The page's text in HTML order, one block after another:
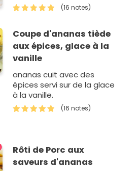
(16 notes)
Coupe d'ananas tiède
aux épices, glace à la
vanille
ananas cuit avec des
épices servi sur de la glace
à la vanille.
(16 notes)
Rôti de Porc aux
saveurs d'ananas